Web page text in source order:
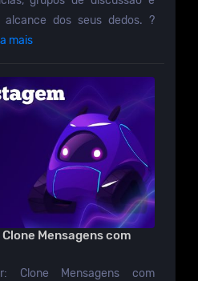
dos seus dedos. ?️
mais
Mensagens com
Clone Mensagens com